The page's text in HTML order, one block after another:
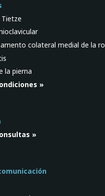
colateral medial de la
la pierna
»
»